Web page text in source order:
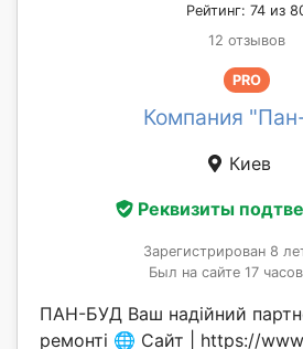
Рейтинг: 74 из
12 отзывов
PRO
Компания
Киев
Реквизиты
Зарегистрирован 8
Был на сайте 17
ПАН-БУД Ваш надійний
ремонті 🌐 Сайт | https://